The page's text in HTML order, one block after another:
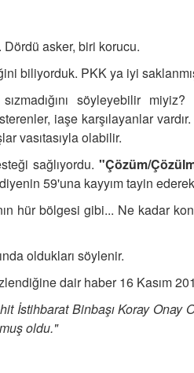
asker, biri korucu.
biliyorduk. PKK ya iyi
söyleyebilir
iaşe karşılayanlar vardır.
vasıtasıyla olabilir.
sağlıyordu. "Çözüm/
59'una kayyım tayin ederek
hür bölgesi gibi... Ne kadar
oldukları söylenir.
dair haber 16 Kasım
İstihbarat Binbaşı Koray Onay
oldu."